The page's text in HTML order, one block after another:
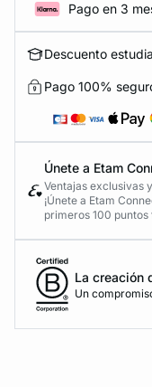
Pago en 3
Descuento
Pago 100%
Únete a Etam
Ventajas exclusivas
¡Únete a Etam
primeros 100
La creación
Un